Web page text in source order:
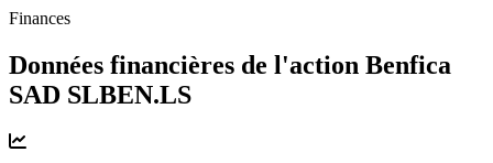
Finances
Données financières de l'action Benfica
SAD SLBEN.LS